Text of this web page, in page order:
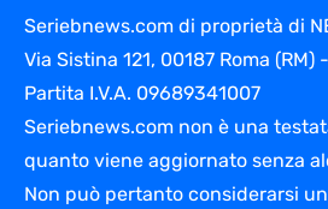
Seriebnews.com di proprietà di
Via Sistina 121, 00187 Roma
Partita I.V.A. 09689341007
Seriebnews.com non è una
quanto viene aggiornato senza
Non può pertanto considerarsi